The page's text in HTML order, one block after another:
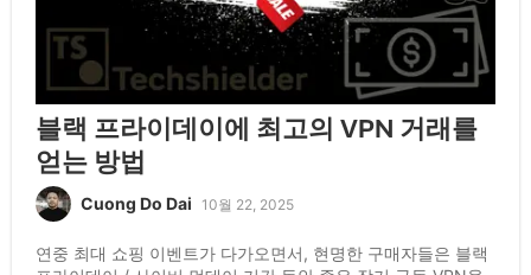
블랙 프라이데이에 최고의 VPN 거래를
얻는 방법
Cuong Do Dai 10월 22, 2025
연중 최대 쇼핑 이벤트가 다가오면서, 현명한 구매자들은 블랙